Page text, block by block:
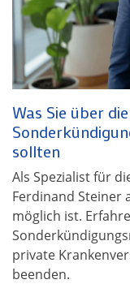
Was Sie über
sollten
Als Spezialist für
Ferdinand Steiner
möglich ist.
private
beenden.